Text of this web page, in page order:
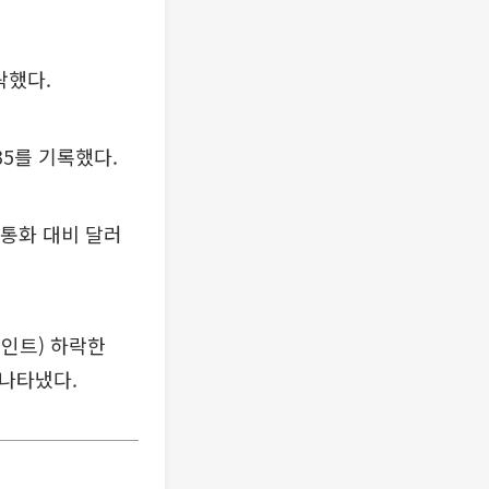
했다.
를 기록했다.
화 대비 달러
트) 하락한
타냈다.